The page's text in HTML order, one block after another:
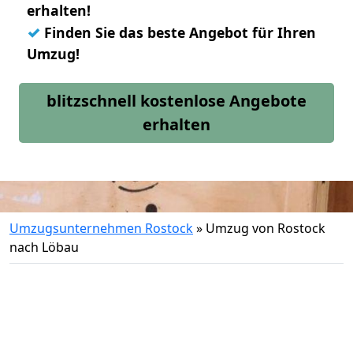
erhalten!
✓ Finden Sie das beste Angebot für Ihren
Umzug!
blitzschnell kostenlose Angebote
erhalten
Umzugsunternehmen Rostock» Umzug von Rostock
nach Löbau